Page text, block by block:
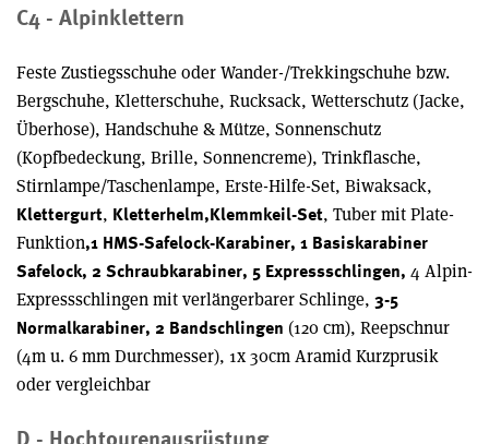
C4 - Alpinklettern
Feste Zustiegsschuhe oder Wander-/Trekkingschuhe bzw.
Bergschuhe, Kletterschuhe, Rucksack, Wetterschutz (Jacke,
Überhose), Handschuhe & Mütze, Sonnenschutz
(Kopfbedeckung, Brille, Sonnencreme), Trinkflasche,
Stirnlampe/Taschenlampe, Erste-Hilfe-Set, Biwaksack,
Klettergurt, Kletterhelm,Klemmkeil-Set, Tuber mit Plate-
Funktion,1 HMS-Safelock-Karabiner, 1 Basiskarabiner
Safelock, 2 Schraubkarabiner, 5 Expressschlingen, 4 Alpin-
Expressschlingen mit verlängerbarer Schlinge, 3-5
Normalkarabiner, 2 Bandschlingen (120 cm), Reepschnur
(4m u. 6 mm Durchmesser), 1x 30cm Aramid Kurzprusik
oder vergleichbar
D - Hochtourenausrüstung